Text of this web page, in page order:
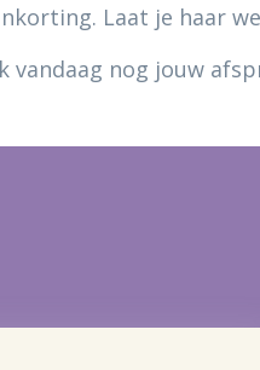
Laat je haar
vandaag nog jouw